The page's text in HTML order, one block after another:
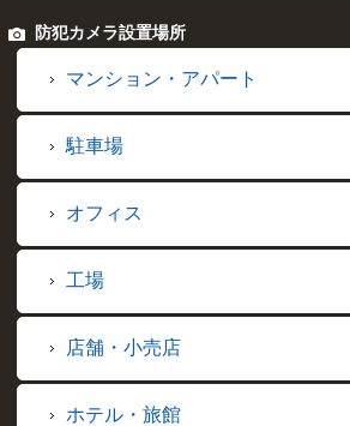
防犯カメラ設置場所
マンション・アパート
駐車場
オフィス
工場
店舗・小売店
ホテル・旅館